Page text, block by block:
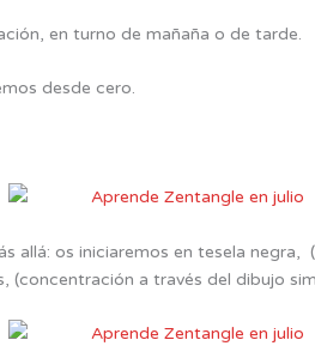
en turno de mañaña o de tarde.
desde cero.
allá: os iniciaremos en tesela
(concentración a través del dibujo